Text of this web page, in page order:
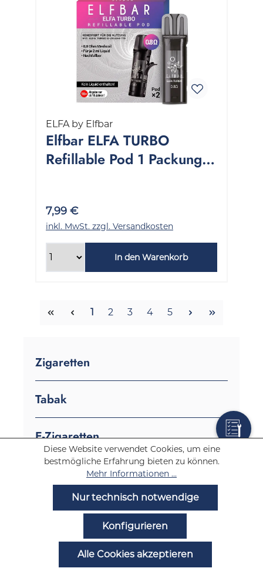
Zigaretten
Tabak
E-Zigaretten
E-Zigaretten Marken
Vapes
Einweg Vapes
E-Zigaretten Podsysteme
ELFA by Elfbar
Elfbar ELFA TURBO
Refillable Pod 1 Packung 2
7,99 €
inkl. MwSt. zzgl. Versandkosten
In den Warenkorb
Seite
1 Seite
2 Seite
3 Seite
4 Seite
5
Diese Website verwendet Cookies, um eine
bestmögliche Erfahrung bieten zu können.
Mehr Informationen ...
Nur technisch notwendige
Konfigurieren
Alle Cookies akzeptieren